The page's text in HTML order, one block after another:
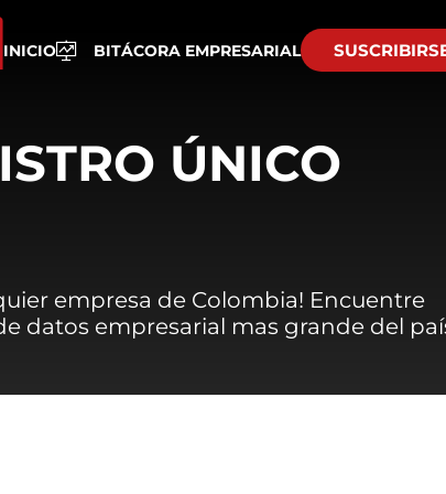
INICIO BITÁCORA EMPRESARIAL
ÚNICO
empresa de Colombia! Encuentre
datos empresarial mas grande del